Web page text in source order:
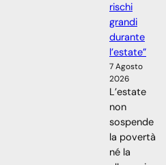
rischi
grandi
durante
l’estate”
7 Agosto
2026
L’estate
non
sospende
la povertà
né la